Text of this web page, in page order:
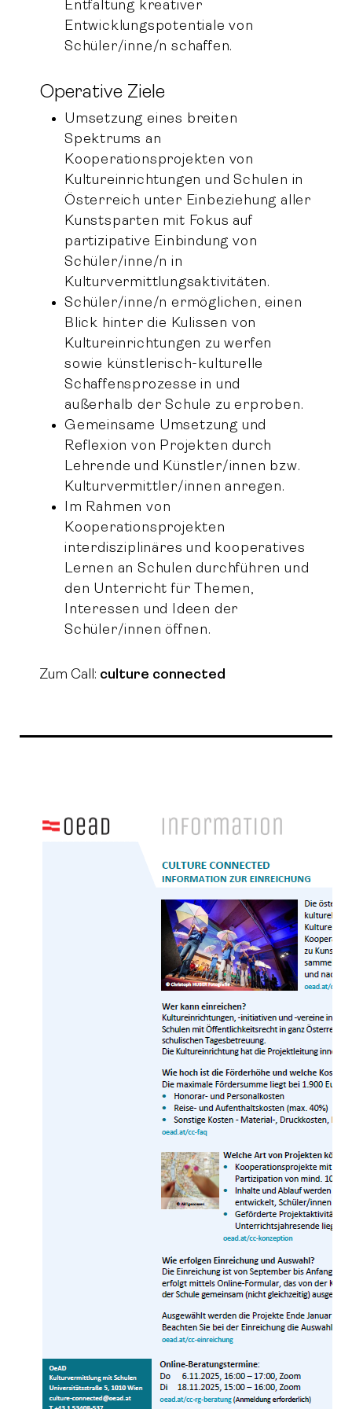
Entfaltung kreativer
Entwicklungspotentiale von
Schüler/inne/n schaffen.
Operative Ziele
Umsetzung eines breiten
Spektrums an
Kooperationsprojekten von
Kultureinrichtungen und Schulen in
Österreich unter Einbeziehung aller
Kunstsparten mit Fokus auf
partizipative Einbindung von
Schüler/inne/n in
Kulturvermittlungsaktivitäten.
Schüler/inne/n ermöglichen, einen
Blick hinter die Kulissen von
Kultureinrichtungen zu werfen
sowie künstlerisch-kulturelle
Schaffensprozesse in und
außerhalb der Schule zu erproben.
Gemeinsame Umsetzung und
Reflexion von Projekten durch
Lehrende und Künstler/innen bzw.
Kulturvermittler/innen anregen.
Im Rahmen von
Kooperationsprojekten
interdisziplinäres und kooperatives
Lernen an Schulen durchführen und
den Unterricht für Themen,
Interessen und Ideen der
Schüler/innen öffnen.
Zum Call: culture connected